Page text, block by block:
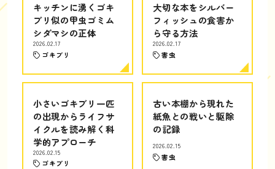
キッチンに湧くゴキ
ブリ似の甲虫ゴミム
シダマシの正体
2026.02.17
ゴキブリ
大切な本をシルバー
フィッシュの食害か
ら守る方法
2026.02.17
害虫
小さいゴキブリ一匹
の出現からライフサ
イクルを読み解く科
学的アプローチ
2026.02.15
ゴキブリ
古い本棚から現れた
紙魚との戦いと駆除
の記録
2026.02.15
害虫